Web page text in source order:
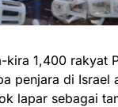
kira 1,400 rakyat
penjara di Israel
lapar sebagai